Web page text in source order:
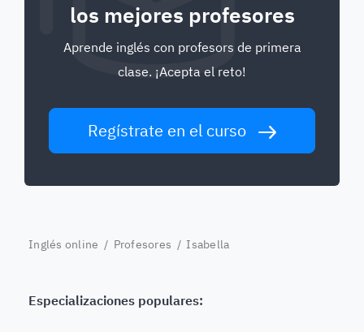
los mejores profesores
Aprende inglés con profesors de primera
clase. ¡Acepta el reto!
Regístrate en el curso
Inglés online / Profesores / Isabella
Especializaciones populares: